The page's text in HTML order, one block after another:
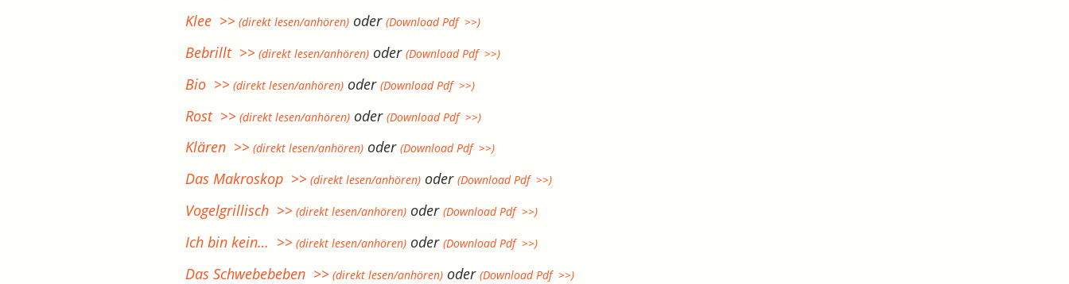
Klee >> (direkt lesen/anhören) oder(Download Pdf >>)
Bebrillt >> (direkt lesen/anhören) oder(Download Pdf >>)
Bio >> (direkt lesen/anhören) oder(Download Pdf >>)
Rost >> (direkt lesen/anhören) oder(Download Pdf >>)
Klären >> (direkt lesen/anhören) oder(Download Pdf >>)
Das Makroskop >> (direkt lesen/anhören) oder(Download Pdf >>)
Vogelgrillisch >> (direkt lesen/anhören) oder(Download Pdf >>)
Ich bin kein… >> (direkt lesen/anhören) oder(Download Pdf >>)
Das Schwebebeben >> (direkt lesen/anhören) oder(Download Pdf >>)